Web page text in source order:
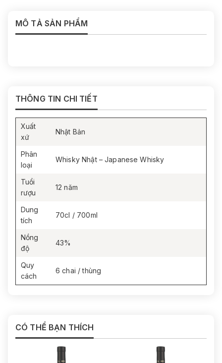
MÔ TẢ SẢN PHẨM
THÔNG TIN CHI TIẾT
Xuất
xứ
Nhật Bản
Phân
loại
Whisky Nhật – Japanese Whisky
Tuổi
rượu
12 năm
Dung
tích
70cl / 700ml
Nồng
độ
43%
Quy
cách
6 chai / thùng
CÓ THỂ BẠN THÍCH